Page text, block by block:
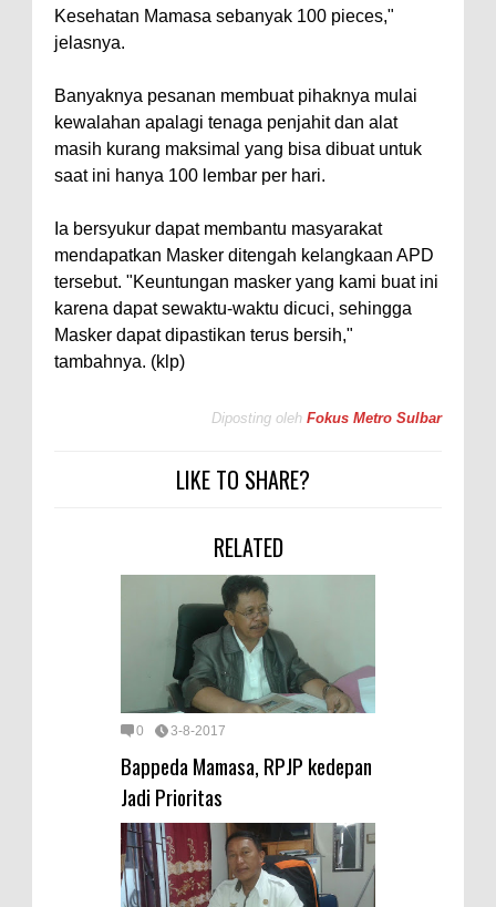
Kesehatan Mamasa sebanyak 100 pieces,"
jelasnya.
Banyaknya pesanan membuat pihaknya mulai
kewalahan apalagi tenaga penjahit dan alat
masih kurang maksimal yang bisa dibuat untuk
saat ini hanya 100 lembar per hari.
Ia bersyukur dapat membantu masyarakat
mendapatkan Masker ditengah kelangkaan APD
tersebut. "Keuntungan masker yang kami buat ini
karena dapat sewaktu-waktu dicuci, sehingga
Masker dapat dipastikan terus bersih,"
tambahnya. (klp)
Diposting oleh Fokus Metro Sulbar
LIKE TO SHARE?
RELATED
0 3-8-2017
Bappeda Mamasa, RPJP kedepan
Jadi Prioritas